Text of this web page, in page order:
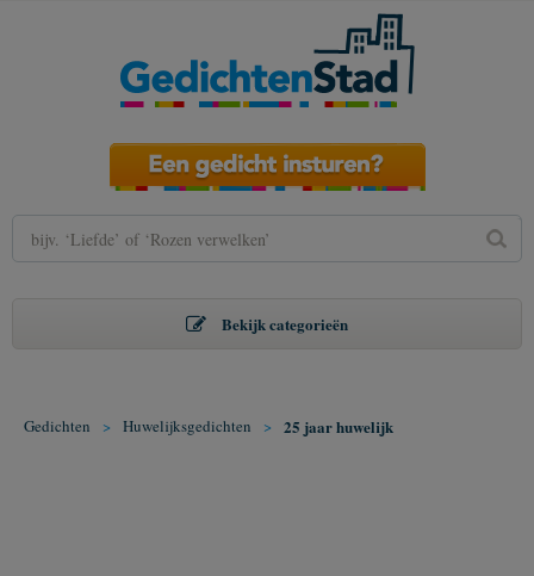
Bekijk categorieën
Gedichten > Huwelijksgedichten > 25 jaar huwelijk